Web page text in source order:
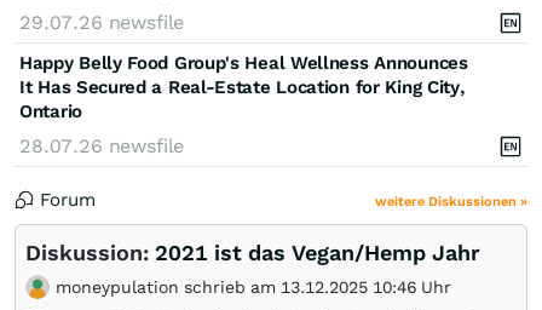
29.07.26 newsfile
Happy Belly Food Group's Heal Wellness Announces
It Has Secured a Real-Estate Location for King City,
Ontario
28.07.26 newsfile
Forum weitere Diskussionen »
Diskussion: 2021 ist das Vegan/Hemp Jahr
moneypulation schrieb am 13.12.2025 10:46 Uhr